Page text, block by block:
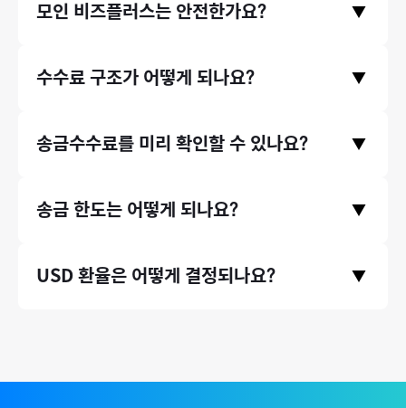
모인 비즈플러스는 안전한가요? ▼
의 모든 거래는 한국은행/금융감독원에 보고되며 감독 됩니다. 이
아니라, 지그재그, 에이블리와 같은 기업들에서도 모인 서비스를
수수료 구조가 어떻게 되나요? ▼
직 송금기관 수수료만 받고있습니다. 따라서 송금 시 발생하는 수
송금수수료를 미리 확인할 수 있나요? ▼
송금 국가와 원하시는 송금액을 입력하고 하단에 수수료 비교 영
있습니다.
송금 한도는 어떻게 되나요? ▼
액 없이 무제한으로 송금할 수 있습니다. (단, 태국 등 일부 국가의
USD 환율은 어떻게 결정되나요? ▼